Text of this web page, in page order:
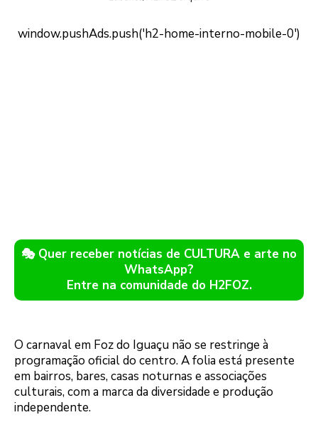
🎭 Quer receber notícias de CULTURA e arte no
WhatsApp?
Entre na comunidade do H2FOZ.
O carnaval em Foz do Iguaçu não se restringe à
programação oficial do centro. A folia está presente
em bairros, bares, casas noturnas e associações
culturais, com a marca da diversidade e produção
independente.